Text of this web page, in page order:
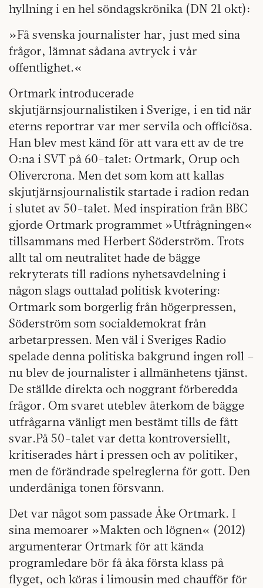
hyllning i en hel söndagskrönika (DN 21 okt):
»Få svenska journalister har, just med sina
frågor, lämnat sådana avtryck i vår
offentlighet.«
Ortmark introducerade
skjutjärnsjournalistiken i Sverige, i en tid när
eterns reportrar var mer servila och officiösa.
Han blev mest känd för att vara ett av de tre
O:na i SVT på 60-talet: Ortmark, Orup och
Olivercrona. Men det som kom att kallas
skjutjärnsjournalistik startade i radion redan
i slutet av 50-talet. Med inspiration från BBC
gjorde Ortmark programmet »Utfrågningen«
tillsammans med Herbert Söderström. Trots
allt tal om neutralitet hade de bägge
rekryterats till radions nyhetsavdelning i
någon slags outtalad politisk kvotering:
Ortmark som borgerlig från högerpressen,
Söderström som socialdemokrat från
arbetarpressen. Men väl i Sveriges Radio
spelade denna politiska bakgrund ingen roll –
nu blev de journalister i allmänhetens tjänst.
De ställde direkta och noggrant förberedda
frågor. Om svaret uteblev återkom de bägge
utfrågarna vänligt men bestämt tills de fått
svar.På 50-talet var detta kontroversiellt,
kritiserades hårt i pressen och av politiker,
men de förändrade spelreglerna för gott. Den
underdåniga tonen försvann.
Det var något som passade Åke Ortmark. I
sina memoarer »Makten och lögnen« (2012)
argumenterar Ortmark för att kända
programledare bör få åka första klass på
flyget, och köras i limousin med chaufför för